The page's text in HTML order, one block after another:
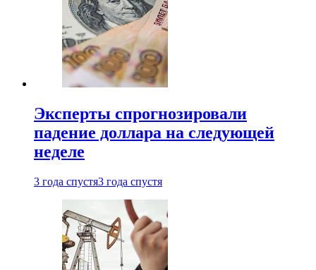
Эксперты спрогнозировали
падение доллара на следующей
неделе
3 года спустя3 года спустя